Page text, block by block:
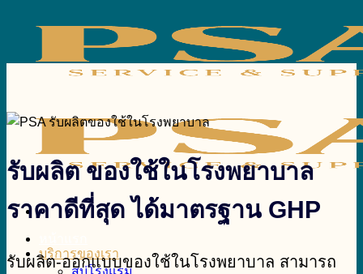
บริการของเรา
สบู่โรงแรม
รับผลิต ของใช้ในโรงพยาบาล
ราคาดีที่สุด ได้มาตรฐาน GHP
รับผลิต-ออกแบบของใช้ในโรงพยาบาล สามารถ